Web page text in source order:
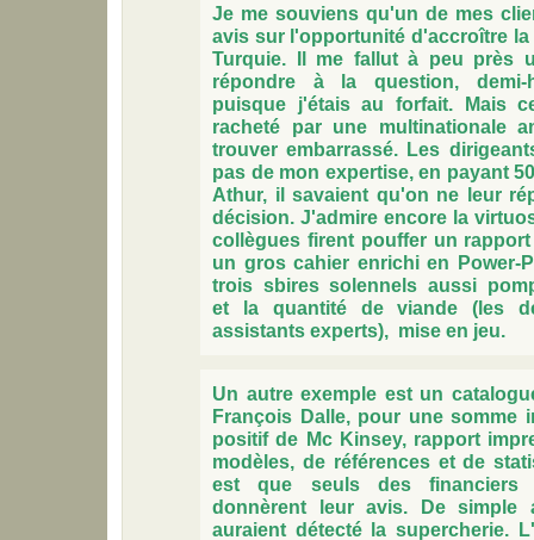
Je me souviens qu'un de mes
avis sur l'opportunité d'accroître
Turquie. Il me fallut à peu près
répondre à la question, demi-
puisque j'étais au forfait. Mais
racheté par une multinationale
trouver embarrassé. Les
pas de mon expertise, en payant
Athur, il savaient qu'on ne leur
décision. J'admire encore la
collègues firent pouffer un
un gros cahier enrichi en Power-
trois sbires solennels aussi
et la quantité de viande (les
assistants experts), mise en jeu.
Un autre exemple est un
François Dalle, pour une somme
positif de Mc Kinsey, rapport
modèles, de références et de
est que seuls des financiers
donnèrent leur avis. De simple
auraient détecté la supercherie.